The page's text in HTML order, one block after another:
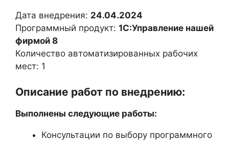
Дата внедрения: 24.04.2024
Программный продукт: 1С:Управление нашей
фирмой 8
Количество автоматизированных рабочих
мест: 1
Описание работ по внедрению:
Выполнены следующие работы:
Консультации по выбору программного